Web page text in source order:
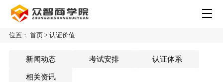
位置： 首页> 认证价值
新闻动态 考试安排 认证体系
相关资讯